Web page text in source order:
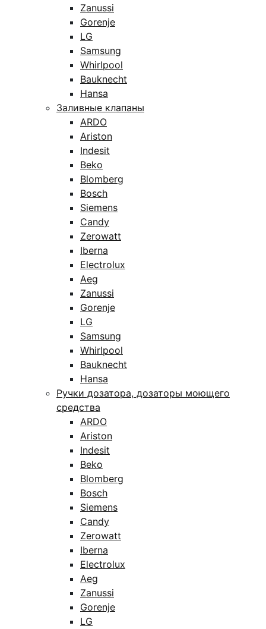
Zanussi
Gorenje
LG
Samsung
Whirlpool
Bauknecht
Hansa
Заливные клапаны
ARDO
Ariston
Indesit
Beko
Blomberg
Bosch
Siemens
Candy
Zerowatt
Iberna
Electrolux
Aeg
Zanussi
Gorenje
LG
Samsung
Whirlpool
Bauknecht
Hansa
Ручки дозатора, дозаторы моющего
средства
ARDO
Ariston
Indesit
Beko
Blomberg
Bosch
Siemens
Candy
Zerowatt
Iberna
Electrolux
Aeg
Zanussi
Gorenje
LG